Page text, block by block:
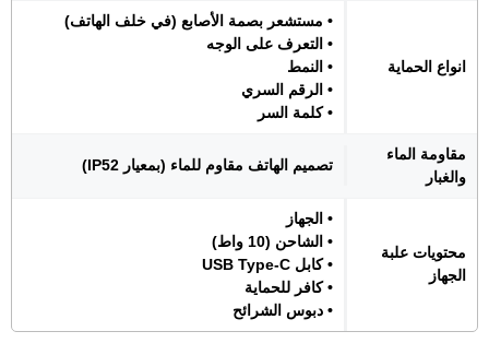
انواع الحماية
• مستشعر بصمة الأصابع (في خلف الهاتف)
• التعرف على الوجه
• النمط
• الرقم السري
• كلمة السر
مقاومة الماء
والغبار
تصميم الهاتف مقاوم للماء (بمعيار IP52)
محتويات علبة
الجهاز
• الجهاز
• الشاحن (10 واط)
• كابل USB Type-C
• كافر للحماية
• دبوس الشرائح